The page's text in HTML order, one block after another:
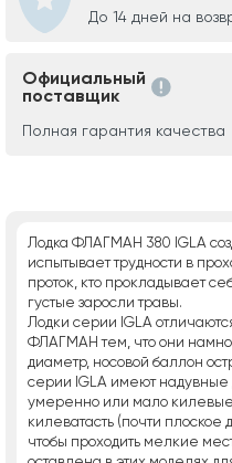
До 14 дней на
Официальный
поставщик
Полная гарантия качества
Лодка ФЛАГМАН 380 IGLA
испытывает трудности в
проток, кто прокладывает
густые заросли травы.
Лодки серии IGLA
ФЛАГМАН тем, что они
диаметр, носовой баллон
серии IGLA имеют надувные
умеренно или мало
килеватасть (почти плоское
чтобы проходить мелкие